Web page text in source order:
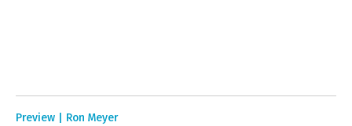
Preview | Ron Meyer